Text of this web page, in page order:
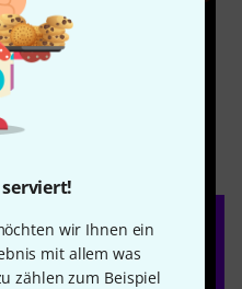
wir Ihnen ein
mit allem was
zählen zum Beispiel